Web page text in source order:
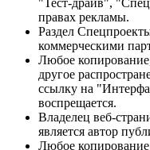
"Тест-драйв",
правах рекламы.
Раздел
коммерческими
Любое
другое
ссылку на
воспрещается.
Владелец веб-
является автор
Любое